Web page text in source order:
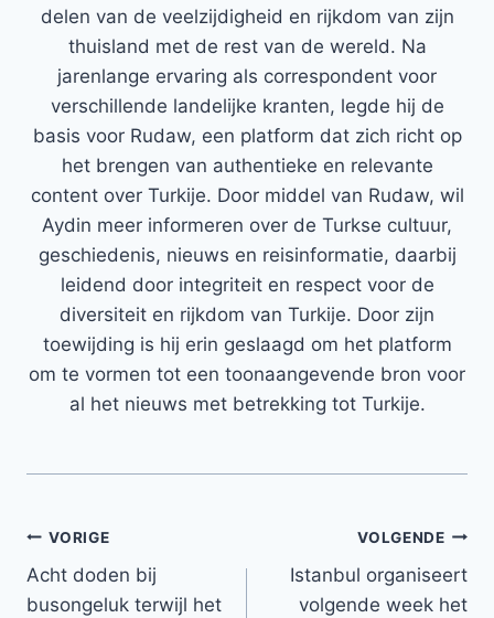
delen van de veelzijdigheid en rijkdom van zijn
thuisland met de rest van de wereld. Na
jarenlange ervaring als correspondent voor
verschillende landelijke kranten, legde hij de
basis voor Rudaw, een platform dat zich richt op
het brengen van authentieke en relevante
content over Turkije. Door middel van Rudaw, wil
Aydin meer informeren over de Turkse cultuur,
geschiedenis, nieuws en reisinformatie, daarbij
leidend door integriteit en respect voor de
diversiteit en rijkdom van Turkije. Door zijn
toewijding is hij erin geslaagd om het platform
om te vormen tot een toonaangevende bron voor
al het nieuws met betrekking tot Turkije.
Bericht
navigatie
VORIGE
Acht doden bij
busongeluk terwijl het
VOLGENDE
Istanbul organiseert
volgende week het